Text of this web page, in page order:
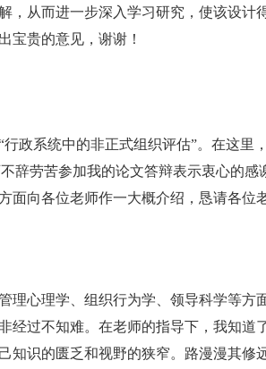
，从而进一步深入学习研究，使该设计
宝贵的意见，谢谢！
系统中的非正式组织评估”。在这里
辞劳苦参加我的论文答辩表示衷心的感
面向各位老师作一大概介绍，恳请各位
心理学、组织行为学、领导科学等方
经过不知难。在老师的指导下，我知道
识的匮乏和视野的狭窄。路漫漫其修